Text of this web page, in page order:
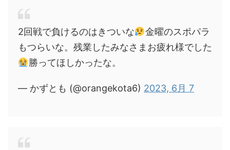
2回戦で負けるのはきついな
金曜のスポパラ
もつらいな。残業したみなさまお疲れ様でした
勝ってほしかったな。
— かずとも (@orangekota6) 2023, 6月 7